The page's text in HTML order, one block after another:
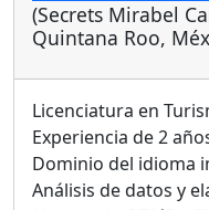
(Secrets Mirabel
Quintana Roo,
Licenciatura en
Experiencia de 2
Dominio del idioma
Análisis de datos y